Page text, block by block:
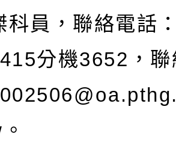
科員，聯絡電話
分機3652，